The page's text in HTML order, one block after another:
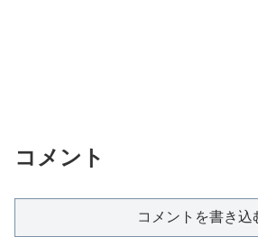
コメント
コメントを書き込